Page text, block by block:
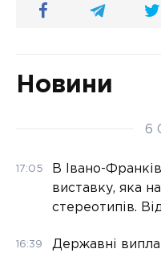
Новини
6
17:05
В Івано-
виставку, яка
стереотипів.
16:39 Державні